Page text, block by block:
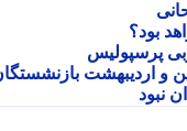
بازنشستگان